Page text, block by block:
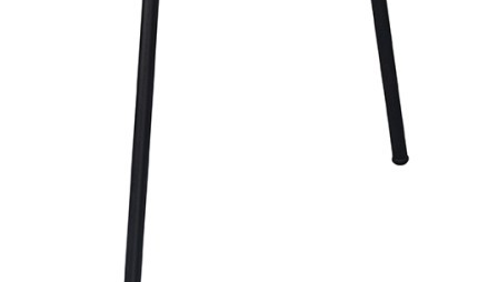
Элитные шкуры и меховые изделия
Элитная овчина
Элитные ароматы для дома
Элитные ароматы для дома
Элитные арома-спреи
Элитные ароматические свечи
Посуда
Посуда для чая и кофе
Посуда для чая и кофе